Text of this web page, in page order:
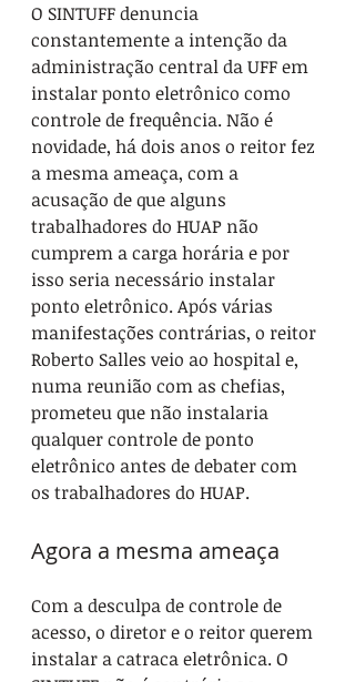
O SINTUFF denuncia
constantemente a intenção da
administração central da UFF em
instalar ponto eletrônico como
controle de frequência. Não é
novidade, há dois anos o reitor fez
a mesma ameaça, com a
acusação de que alguns
trabalhadores do HUAP não
cumprem a carga horária e por
isso seria necessário instalar
ponto eletrônico. Após várias
manifestações contrárias, o reitor
Roberto Salles veio ao hospital e,
numa reunião com as chefias,
prometeu que não instalaria
qualquer controle de ponto
eletrônico antes de debater com
os trabalhadores do HUAP.
Agora a mesma ameaça
Com a desculpa de controle de
acesso, o diretor e o reitor querem
instalar a catraca eletrônica. O